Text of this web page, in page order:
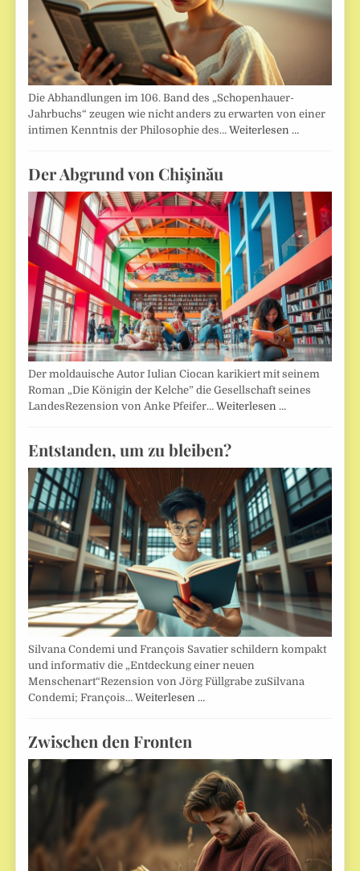
Die Abhandlungen im 106. Band des „Schopenhauer-
Jahrbuchs“ zeugen wie nicht anders zu erwarten von einer
intimen Kenntnis der Philosophie des…Weiterlesen …
Der Abgrund von Chişinău
Der moldauische Autor Iulian Ciocan karikiert mit seinem
Roman „Die Königin der Kelche” die Gesellschaft seines
LandesRezension von Anke Pfeifer…Weiterlesen …
Entstanden, um zu bleiben?
Silvana Condemi und François Savatier schildern kompakt
und informativ die „Entdeckung einer neuen
Menschenart“Rezension von Jörg Füllgrabe zuSilvana
Condemi; François…Weiterlesen …
Zwischen den Fronten